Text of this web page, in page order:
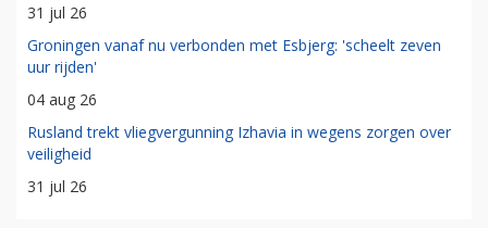
31 jul 26
Groningen vanaf nu verbonden met Esbjerg: 'scheelt zeven
uur rijden'
04 aug 26
Rusland trekt vliegvergunning Izhavia in wegens zorgen over
veiligheid
31 jul 26